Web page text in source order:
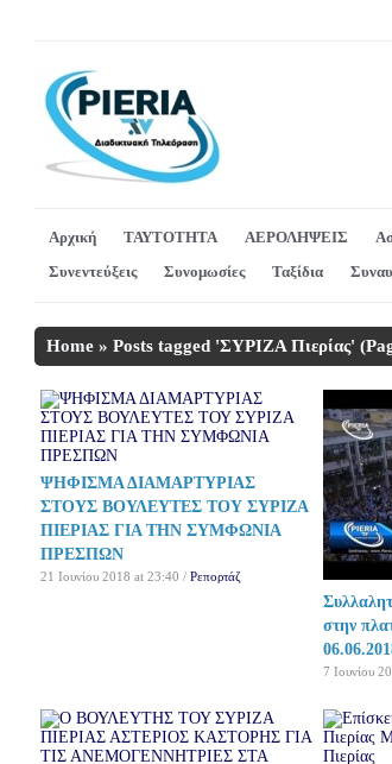
Αρχική ΤΑΥΤΟΤΗΤΑ ΑΕΡΟΛΗΨΕΙΣ
Συνεντεύξεις
Συνομωσίες Ταξίδια
Home » Posts tagged 'ΣΥΡΙΖΑ Πιερίας'
ΨΗΦΙΣΜΑ ΔΙΑΜΑΡΤΥΡΙΑΣ
ΣΤΟΥΣ ΒΟΥΛΕΥΤΕΣ ΤΟΥ ΣΥΡΙΖΑ
ΠΙΕΡΙΑΣ ΓΙΑ ΤΗΝ ΣΥΜΦΩΝΙΑ
ΠΡΕΣΠΩΝ
21 Ιουνίου 2018 at 23:40 / Ρεπορτάζ
στην
7 Ιουνίου